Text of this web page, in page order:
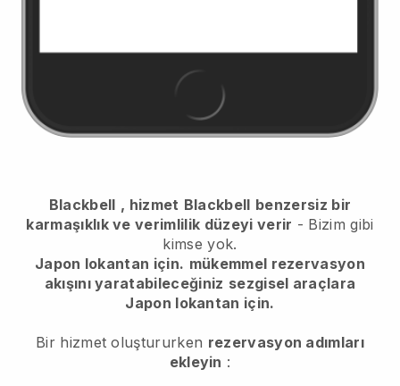
Blackbell , hizmet Blackbell benzersiz bir
karmaşıklık ve verimlilik düzeyi verir - Bizim gibi
kimse yok.
Japon lokantan için. mükemmel rezervasyon
akışını yaratabileceğiniz sezgisel araçlara
Japon lokantan için.
Bir hizmet oluştururken rezervasyon adımları
ekleyin :